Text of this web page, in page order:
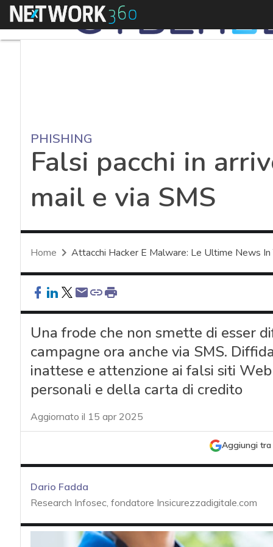
Menu
PHISHING
Falsi pacchi in
mail e via SMS
Home Attacchi Hacker E Malware: Le Ultime News
Una frode che non smette di esser
campagne ora anche via SMS.
inattese e attenzione ai falsi siti
personali e della carta di credito
Aggiornato il 15 apr 2025
Aggiungi tra
Dario Fadda
Research Infosec, fondatore Insicurezzadigitale.com